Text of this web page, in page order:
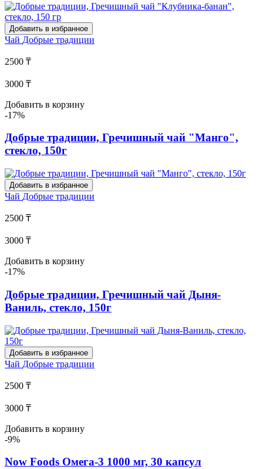
Добавить в избранное
Чай Добрые традиции
2500 ₸
3000 ₸
Добавить в корзину
-17%
Добрые традиции, Гречишный чай "Манго",
стекло, 150г
Добавить в избранное
Чай Добрые традиции
2500 ₸
3000 ₸
Добавить в корзину
-17%
Добрые традиции, Гречишный чай Дыня-
Ваниль, стекло, 150г
Добавить в избранное
Чай Добрые традиции
2500 ₸
3000 ₸
Добавить в корзину
-9%
Now Foods Омега-3 1000 мг, 30 капсул